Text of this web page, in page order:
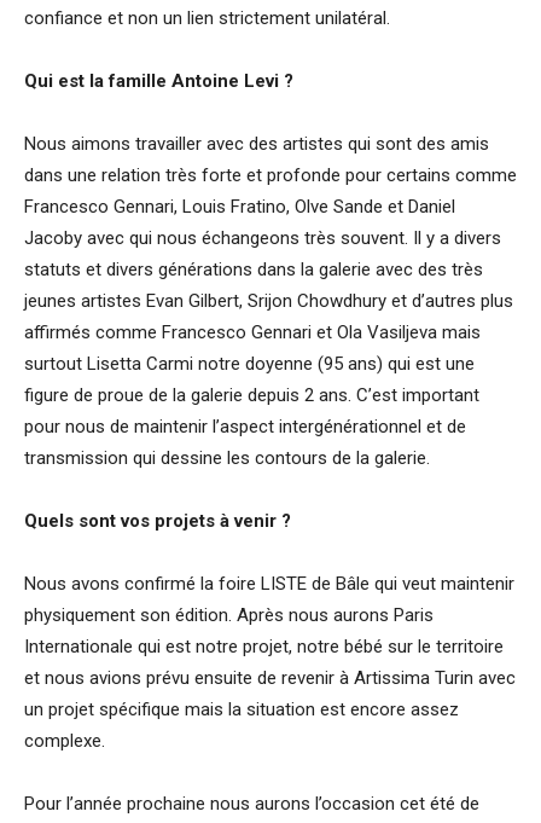
confiance et non un lien strictement unilatéral.
Qui est la famille Antoine Levi ?
Nous aimons travailler avec des artistes qui sont des amis
dans une relation très forte et profonde pour certains comme
Francesco Gennari, Louis Fratino, Olve Sande et Daniel
Jacoby avec qui nous échangeons très souvent. Il y a divers
statuts et divers générations dans la galerie avec des très
jeunes artistes Evan Gilbert, Srijon Chowdhury et d’autres plus
affirmés comme Francesco Gennari et Ola Vasiljeva mais
surtout Lisetta Carmi notre doyenne (95 ans) qui est une
figure de proue de la galerie depuis 2 ans. C’est important
pour nous de maintenir l’aspect intergénérationnel et de
transmission qui dessine les contours de la galerie.
Quels sont vos projets à venir ?
Nous avons confirmé la foire LISTE de Bâle qui veut maintenir
physiquement son édition. Après nous aurons Paris
Internationale qui est notre projet, notre bébé sur le territoire
et nous avions prévu ensuite de revenir à Artissima Turin avec
un projet spécifique mais la situation est encore assez
complexe.
Pour l’année prochaine nous aurons l’occasion cet été de